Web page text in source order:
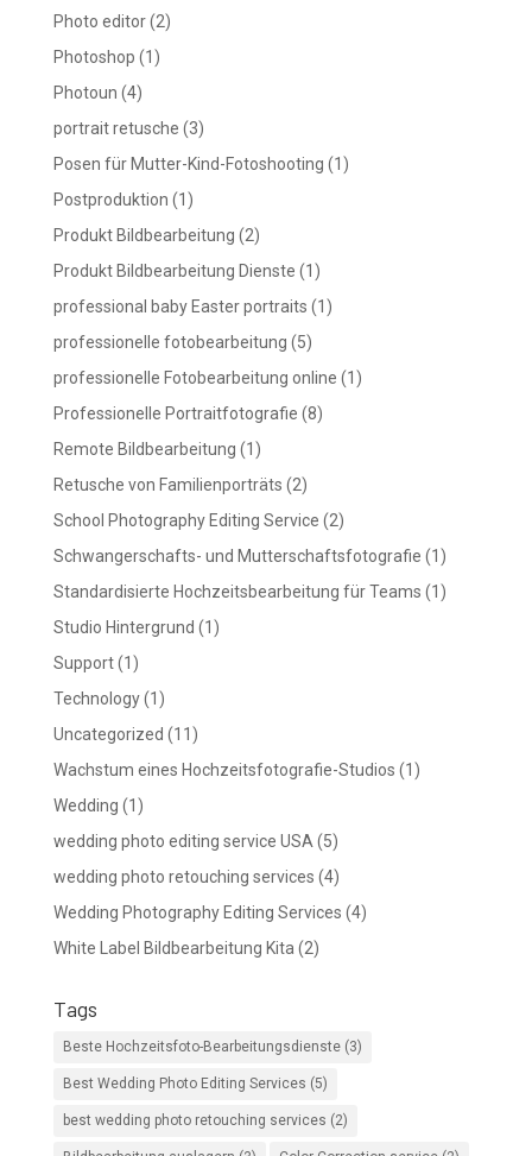
Photo editor(2)
Photoshop (1)
Photoun (4)
portrait retusche (3)
Posen für Mutter-Kind-Fotoshooting (1)
Postproduktion (1)
Produkt Bildbearbeitung (2)
Produkt Bildbearbeitung Dienste (1)
professional baby Easter portraits (1)
professionelle fotobearbeitung (5)
professionelle Fotobearbeitung online (1)
Professionelle Portraitfotografie (8)
Remote Bildbearbeitung (1)
Retusche von Familienporträts (2)
School Photography Editing Service (2)
Schwangerschafts- und Mutterschaftsfotografie (1)
Standardisierte Hochzeitsbearbeitung für Teams (1)
Studio Hintergrund (1)
Support(1)
Technology(1)
Uncategorized (11)
Wachstum eines Hochzeitsfotografie-Studios (1)
Wedding (1)
wedding photo editing service USA (5)
wedding photo retouching services (4)
Wedding Photography Editing Services (4)
White Label Bildbearbeitung Kita (2)
Tags
Beste Hochzeitsfoto-Bearbeitungsdienste(3)
Best Wedding Photo Editing Services (5)
best wedding photo retouching services (2)